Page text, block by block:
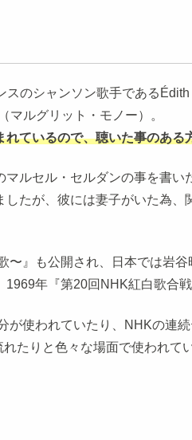
スのシャンソン歌手である
マルグリット・モノー）。
ているので、聴いた事のある
ルセル・セルダンの事を書い
たが、彼には妻子がいた為、
』も公開され、日本では岩谷
年『第20回NHK紅白歌合戦
が使われていたり、NHKの連
たりと色々な場面で使われて